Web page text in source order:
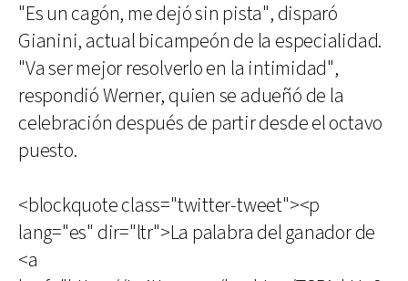
"Es un cagón, me dejó sin pista", disparó
Gianini, actual bicampeón de la especialidad.
"Va ser mejor resolverlo en la intimidad",
respondió Werner, quien se adueñó de la
celebración después de partir desde el octavo
puesto.
<blockquote class="twitter-tweet"><p
lang="es" dir="ltr">La palabra del ganador de
<a